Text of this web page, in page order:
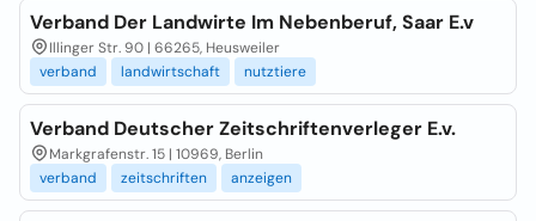
Verband Der Landwirte Im Nebenberuf, Saar E.v
Illinger Str. 90 | 66265, Heusweiler
verband
landwirtschaft nutztiere
Verband Deutscher Zeitschriftenverleger E.v.
Markgrafenstr. 15 | 10969, Berlin
verband
zeitschriften anzeigen